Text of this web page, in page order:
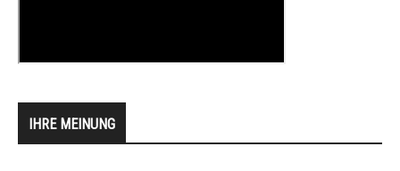
IHRE MEINUNG